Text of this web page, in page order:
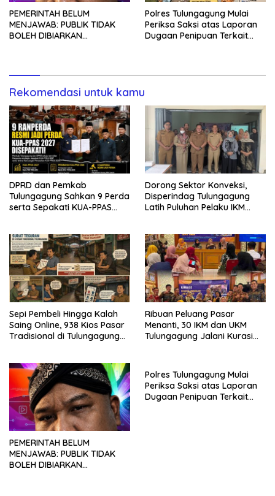
PEMERINTAH BELUM
MENJAWAB: PUBLIK TIDAK
BOLEH DIBIARKAN
Polres Tulungagung Mulai
Periksa Saksi atas Laporan
Dugaan Penipuan Terkait
Rekomendasi untuk kamu
DPRD dan Pemkab
Tulungagung Sahkan 9 Perda
serta Sepakati KUA-PPAS
Dorong Sektor Konveksi,
Disperindag Tulungagung
Latih Puluhan Pelaku IKM
Sepi Pembeli Hingga Kalah
Saing Online, 938 Kios Pasar
Tradisional di Tulungagung
Ribuan Peluang Pasar
Menanti, 30 IKM dan UKM
Tulungagung Jalani Kurasi
PEMERINTAH BELUM
MENJAWAB: PUBLIK TIDAK
BOLEH DIBIARKAN
Polres Tulungagung Mulai
Periksa Saksi atas Laporan
Dugaan Penipuan Terkait